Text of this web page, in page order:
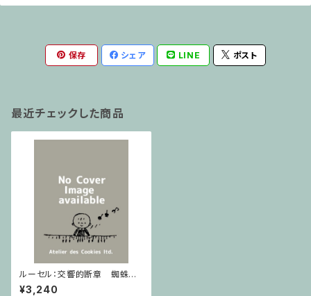
保存 シェア LINE ポスト
最近チェックした商品
ルーセル：交響的断章 蜘蛛の
饗宴 / ミニチュアスコア
¥3,240